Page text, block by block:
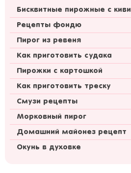
Бисквитные пирожные с киви
Рецепты фондю
Пирог из ревеня
Как приготовить судака
Пирожки с картошкой
Как приготовить треску
Смузи рецепты
Морковный пирог
Домашний майонез рецепт
Окунь в духовке